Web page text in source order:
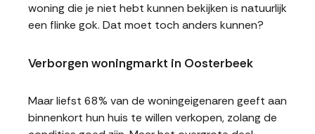
woning die je niet hebt kunnen bekijken is natuurlijk
een flinke gok. Dat moet toch anders kunnen?
Verborgen woningmarkt in Oosterbeek
Maar liefst 68% van de woningeigenaren geeft aan
binnenkort hun huis te willen verkopen, zolang de